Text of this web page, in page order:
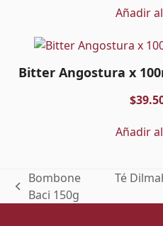
Añadir
Bitter Angostura x
$
Añadir
previous
Bombone
Baci 150g
Té